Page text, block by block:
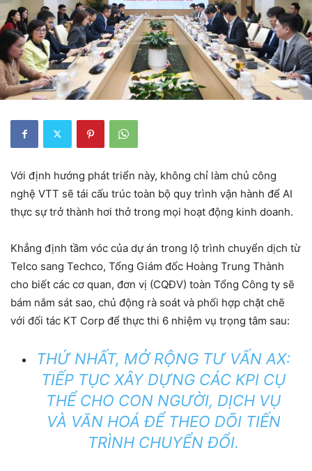
Với định hướng phát triển này, không chỉ làm chủ công
nghệ VTT sẽ tái cấu trúc toàn bộ quy trình vận hành để AI
thực sự trở thành hơi thở trong mọi hoạt động kinh doanh.
Khẳng định tầm vóc của dự án trong lộ trình chuyển dịch từ
Telco sang Techco, Tổng Giám đốc Hoàng Trung Thành
cho biết các cơ quan, đơn vị (CQĐV) toàn Tổng Công ty sẽ
bám nắm sát sao, chủ động rà soát và phối hợp chặt chẽ
với đối tác KT Corp để thực thi 6 nhiệm vụ trọng tâm sau:
THỨ NHẤT, MỞ RỘNG TƯ VẤN AX:
TIẾP TỤC XÂY DỰNG CÁC KPI CỤ
THỂ CHO CON NGƯỜI, DỊCH VỤ
VÀ VĂN HOÁ ĐỂ THEO DÕI TIẾN
TRÌNH CHUYỂN ĐỔI.